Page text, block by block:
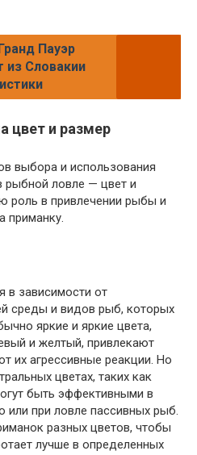
Пауэр
Словакии
цвет и размер
выбора и использования
рыбной ловле — цвет и
роль в привлечении рыбы и
приманку.
в зависимости от
среды и видов рыб, которых
яркие и яркие цвета,
и желтый, привлекают
их агрессивные реакции. Но
цветах, таких как
быть эффективными в
или при ловле пассивных рыб.
разных цветов, чтобы
лучше в определенных